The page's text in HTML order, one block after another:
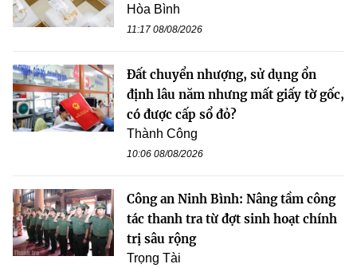
Hòa Bình
11:17 08/08/2026
Đất chuyển nhượng, sử dụng ổn
định lâu năm nhưng mất giấy tờ gốc,
có được cấp sổ đỏ?
Thành Công
10:06 08/08/2026
Công an Ninh Bình: Nâng tầm công
tác thanh tra từ đợt sinh hoạt chính
trị sâu rộng
Trọng Tài